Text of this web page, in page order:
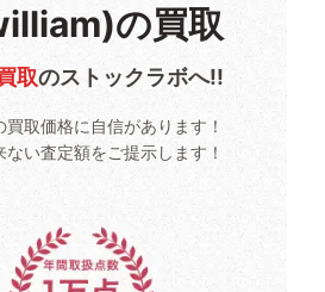
の買取
取のストックラボへ!!
取価格に自信があります！
い査定額をご提示します！